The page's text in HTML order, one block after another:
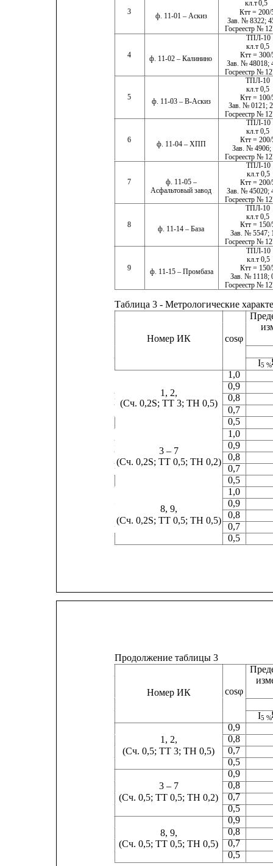
3 ф. 11-01 – Аскиз
4 ф. 11-02 – Калинино
5 ф. 11-03 – В-Аскиз
6 ф. 11-04 – ХПП
7
ф. 11-05 –
Асфальтовый завод
8 ф. 11-14 – База
9 ф. 11-15 – Промбаза
кл.т0,5
Ктт = 200/
Зав. № 8322;
Госреестр №
ТПЛ-10
кл.т 0,5
Ктт =
Зав. № 48018;
Госреестр №
ТПЛ-10
кл.т 0,5
Ктт =
Зав. № 0121;
Госреестр №
ТПЛ-10
кл.т 0,5
Ктт =
Зав. № 4906;
Госреестр №
ТПЛ-10
кл.т 0,5
Ктт =
Зав. № 45020;
Госреестр №
ТПЛ-10
кл.т 0,5
Ктт =
Зав. № 5547;
Госреестр №
ТПЛ-10
кл.т 0,5
Ктт =
Зав. № 1118;
Госреестр №
0,7
1, 2,
Таблица 3 - Метрологические
Номер ИК
cosφ
I5 %
1,0
0,9
(Сч. 0,2S; ТТ 3; ТН 0,5)
0,8
0,7
3 – 7
0,5
1,0
0,9
(Сч. 0,2S; ТТ 0,5; ТН 0,2)
0,8
0,7
8, 9,
0,5
1,0
0,9
(Сч. 0,2S; ТТ 0,5; ТН 0,5)
0,8
0,5
Номер ИК
1, 2,
(Сч. 0,5; ТТ 3; ТН 0,5)
3 – 7
(Сч. 0,5; ТТ 0,5; ТН 0,2)
8, 9,
(Сч. 0,5; ТТ 0,5; ТН 0,5)
Продолжение таблицы 3
cosφ
I5 %
0,9
0,8
0,7
0,5
0,9
0,8
0,7
0,5
0,9
0,8
0,7
0,5